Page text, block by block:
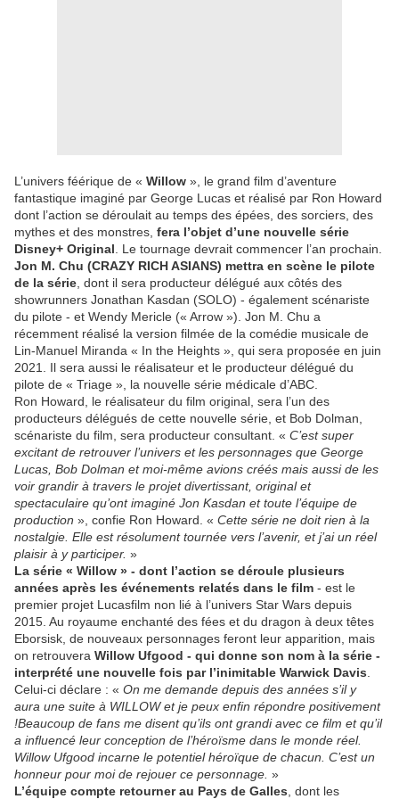
L’univers féérique de « Willow », le grand film d’aventure
fantastique imaginé par George Lucas et réalisé par Ron Howard
dont l’action se déroulait au temps des épées, des sorciers, des
mythes et des monstres, fera l’objet d’une nouvelle série
Disney+ Original . Le tournage devrait commencer l’an prochain.
Jon M. Chu (CRAZY RICH ASIANS) mettra en scène le pilote
de la série , dont il sera producteur délégué aux côtés des
showrunners Jonathan Kasdan (SOLO) - également scénariste
du pilote - et Wendy Mericle (« Arrow »). Jon M. Chu a
récemment réalisé la version filmée de la comédie musicale de
Lin-Manuel Miranda « In the Heights », qui sera proposée en juin
2021. Il sera aussi le réalisateur et le producteur délégué du
pilote de « Triage », la nouvelle série médicale d’ABC.
Ron Howard, le réalisateur du film original, sera l’un des
producteurs délégués de cette nouvelle série, et Bob Dolman,
scénariste du film, sera producteur consultant. « C’est super
excitant de retrouver l’univers et les personnages que George
Lucas, Bob Dolman et moi-même avions créés mais aussi de les
voir grandir à travers le projet divertissant, original et
spectaculaire qu’ont imaginé Jon Kasdan et toute l’équipe de
production », confie Ron Howard. « Cette série ne doit rien à la
nostalgie. Elle est résolument tournée vers l’avenir, et j’ai un réel
plaisir à y participer. »
La série « Willow » - dont l’action se déroule plusieurs
années après les événements relatés dans le film - est le
premier projet Lucasfilm non lié à l’univers Star Wars depuis
2015. Au royaume enchanté des fées et du dragon à deux têtes
Eborsisk, de nouveaux personnages feront leur apparition, mais
on retrouvera Willow Ufgood - qui donne son nom à la série -
interprété une nouvelle fois par l’inimitable Warwick Davis
Celui-ci déclare : « On me demande depuis des années s’il y
aura une suite à WILLOW et je peux enfin répondre positivement
!Beaucoup de fans me disent qu’ils ont grandi avec ce film et qu’il
a influencé leur conception de l’héroïsme dans le monde réel.
Willow Ufgood incarne le potentiel héroïque de chacun. C’est un
honneur pour moi de rejouer ce personnage. »
L’équipe compte retourner au Pays de Galles , dont les